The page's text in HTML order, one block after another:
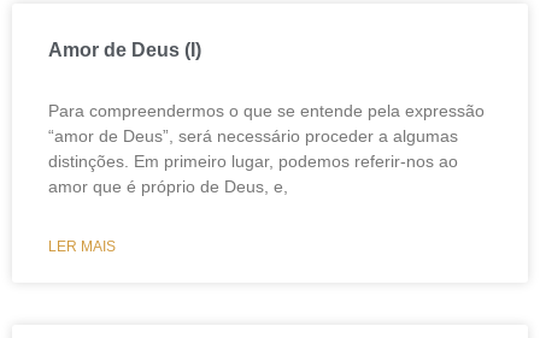
Amor de Deus (I)
Para compreendermos o que se entende pela expressão
“amor de Deus”, será necessário proceder a algumas
distinções. Em primeiro lugar, podemos referir-nos ao
amor que é próprio de Deus, e,
LER MAIS